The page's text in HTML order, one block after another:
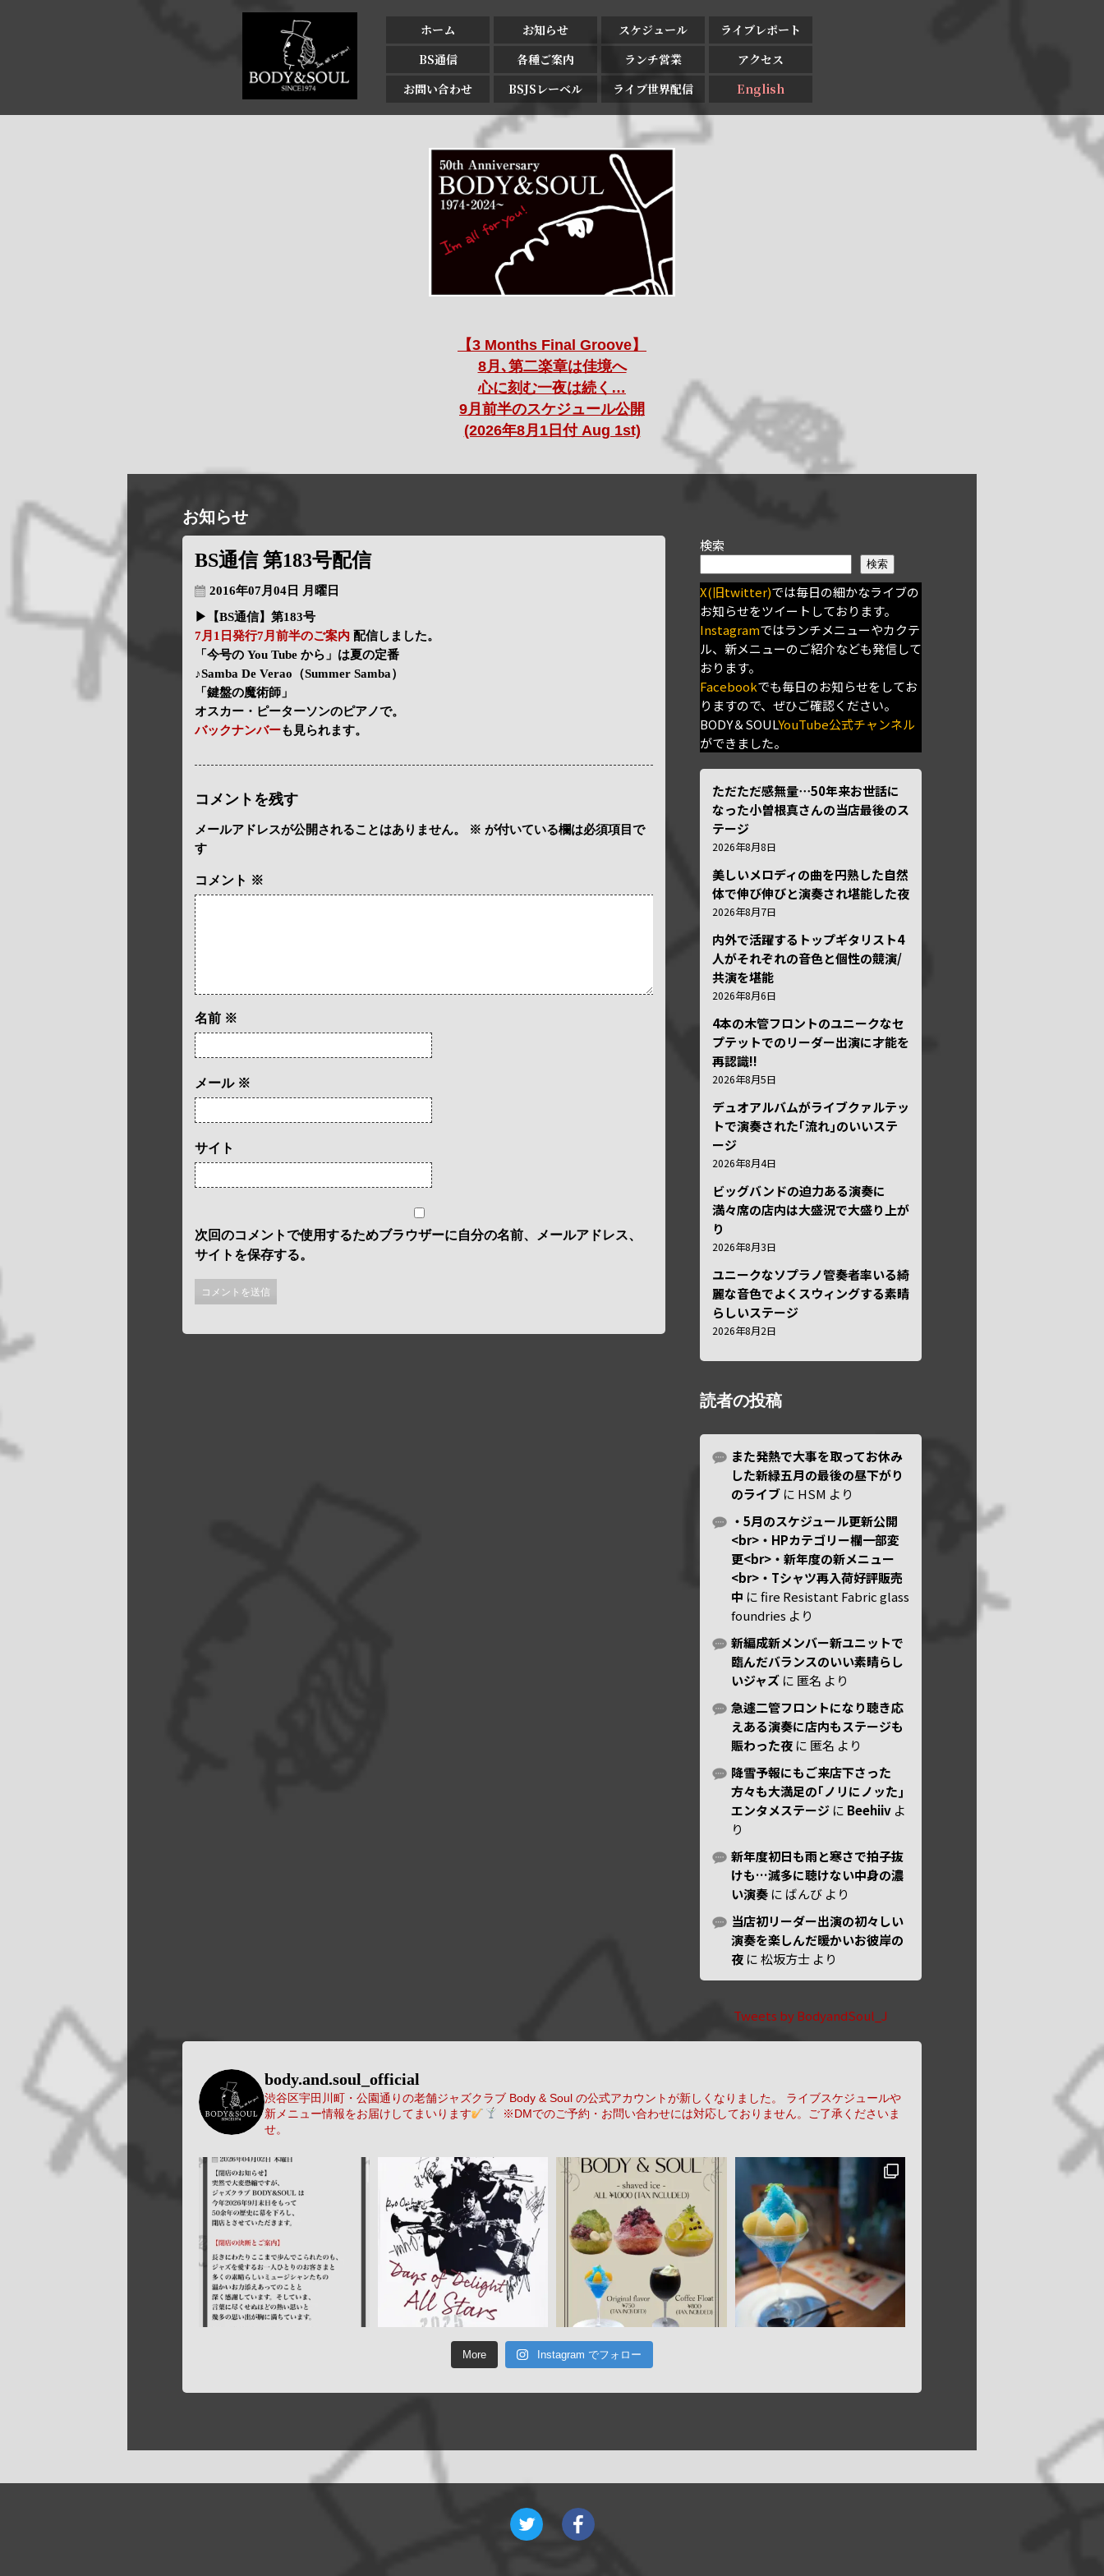
ホーム お知らせ スケジュール
ライブレポート
BS通信
各種ご案内 ランチ営業
アクセス
お問い合わせ
BSJSレーベル ライブ世界配信 English
【3 Months Final Groove】
8月､第二楽章は佳境へ
心に刻む一夜は続く…
9月前半のスケジュール公開
(2026年8月1日付 Aug 1st)
お知らせ
BS通信 第183号配信
2016年07月04日 月曜日
▶【BS通信】第183号
7月1日発行7月前半のご案内 配信しました。
「今号の You Tube から」は夏の定番
♪Samba De Verao（Summer Samba）
「鍵盤の魔術師」
オスカー・ピーターソンのピアノで。
バックナンバーも見られます。
コメントを残す
メールアドレスが公開されることはありません。 ※ が付いている欄は必須項目で
す
コメント ※
名前 ※
メール ※
サイト
次回のコメントで使用するためブラウザーに自分の名前、メールアドレス、
サイトを保存する。
検索
検索
X(旧twitter)では毎日の細かなライブの
お知らせをツイートしております。
Instagramではランチメニューやカクテ
ル、新メニューのご紹介なども発信して
おります。
Facebookでも毎日のお知らせをしてお
りますので、ぜひご確認ください。
BODY＆SOULYouTube公式チャンネル
ができました。
ただただ感無量⋯50年来お世話に
なった小曽根真さんの当店最後のス
テージ
2026年8月8日
美しいメロディの曲を円熟した自然
体で伸び伸びと演奏され堪能した夜
2026年8月7日
内外で活躍するトップギタリスト4
人がそれぞれの音色と個性の競演/
共演を堪能
2026年8月6日
4本の木管フロントのユニークなセ
プテットでのリーダー出演に才能を
再認識!!
2026年8月5日
デュオアルバムがライブクァルテッ
トで演奏された｢流れ｣のいいステ
ージ
2026年8月4日
ビッグバンドの迫力ある演奏に
満々席の店内は大盛況で大盛り上が
り
2026年8月3日
ユニークなソプラノ管奏者率いる綺
麗な音色でよくスウィングする素晴
らしいステージ
2026年8月2日
読者の投稿
また発熱で大事を取ってお休み
した新緑五月の最後の昼下がり
のライブ に HSM より
・5月のスケジュール更新公開
<br>・HPカテゴリー欄一部変
更<br>・新年度の新メニュー
<br>・Tシャツ再入荷好評販売
中 にfire Resistant Fabric glass
foundries より
新編成新メンバー新ユニットで
臨んだバランスのいい素晴らし
いジャズ に 匿名 より
急遽二管フロントになり聴き応
えある演奏に店内もステージも
賑わった夜 に 匿名 より
降雪予報にもご来店下さった
方々も大満足の｢ノリにノッた｣
エンタメステージ に Beehiiv よ
り
新年度初日も雨と寒さで拍子抜
けも…滅多に聴けない中身の濃
い演奏 に ばんび より
当店初リーダー出演の初々しい
演奏を楽しんだ暖かいお彼岸の
夜 に松坂方士 より
Tweets by BodyandSoul_J
body.and.soul_official
渋谷区宇田川町・公園通りの老舗ジャズクラブ Body & Soul の公式アカウントが新しくなりました。
ライブスケジュールや
新メニュー情報をお届けしてまいります
※DMでのご予約・お問い合わせには対応しておりません。ご了承くださいま
せ。
More Instagram でフォロー